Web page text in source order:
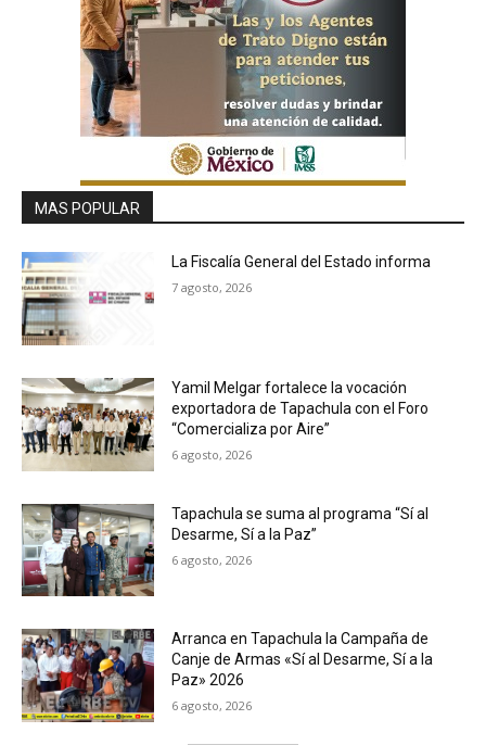
MAS POPULAR
La Fiscalía General del Estado informa
7 agosto, 2026
Yamil Melgar fortalece la vocación
exportadora de Tapachula con el Foro
“Comercializa por Aire”
6 agosto, 2026
Tapachula se suma al programa “Sí al
Desarme, Sí a la Paz”
6 agosto, 2026
Arranca en Tapachula la Campaña de
Canje de Armas «Sí al Desarme, Sí a la
Paz» 2026
6 agosto, 2026